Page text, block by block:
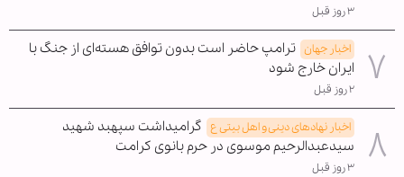
۳ روز قبل
اخبار جهان ترامپ حاضر است بدون توافق هسته‌ای از جنگ با
ایران خارج شود
۲ روز قبل
اخبار نهادهای دینی و اهل بیتی ع گرامیداشت سپهبد شهید
سیدعبدالرحیم موسوی در حرم بانوی کرامت
۳ روز قبل